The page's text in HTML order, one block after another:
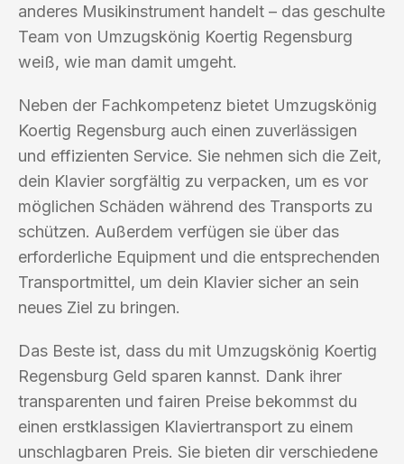
anderes Musikinstrument handelt – das geschulte
Team von Umzugskönig Koertig Regensburg
weiß, wie man damit umgeht.
Neben der Fachkompetenz bietet Umzugskönig
Koertig Regensburg auch einen zuverlässigen
und effizienten Service. Sie nehmen sich die Zeit,
dein Klavier sorgfältig zu verpacken, um es vor
möglichen Schäden während des Transports zu
schützen. Außerdem verfügen sie über das
erforderliche Equipment und die entsprechenden
Transportmittel, um dein Klavier sicher an sein
neues Ziel zu bringen.
Das Beste ist, dass du mit Umzugskönig Koertig
Regensburg Geld sparen kannst. Dank ihrer
transparenten und fairen Preise bekommst du
einen erstklassigen Klaviertransport zu einem
unschlagbaren Preis. Sie bieten dir verschiedene